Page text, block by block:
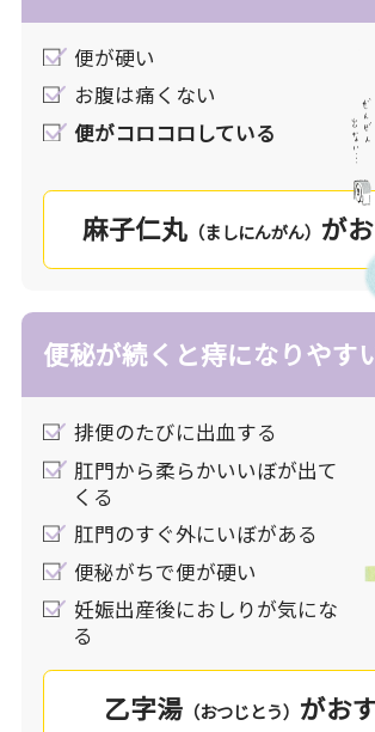
「腸内の潤い不足」で起こると考え
分な熱を冷まし、潤いを与え「便秘
解消によって「痔」を改善します。
漢方薬は、便を柔らかくし、便通を
スムーズな排便により肛門付近の
することで患部のうっ血もとれるの
善します。
さまざまな症状などいくつかの側
判断します。あなたのお通じの状態
よりチェックの多いほうがあなたに
方です。チェックが同じ数の場合は
る症状があるものを選んでください。
便が硬い
お腹は痛くない
便がコロコロしている
麻子仁丸 （ましにんがん） が
便秘が続くと痔になりやす
排便のたびに出血する
肛門から柔らかいいぼが出て
くる
肛門のすぐ外にいぼがある
便秘がちで便が硬い
妊娠出産後におしりが気にな
る
乙字湯 （おつじとう） がお